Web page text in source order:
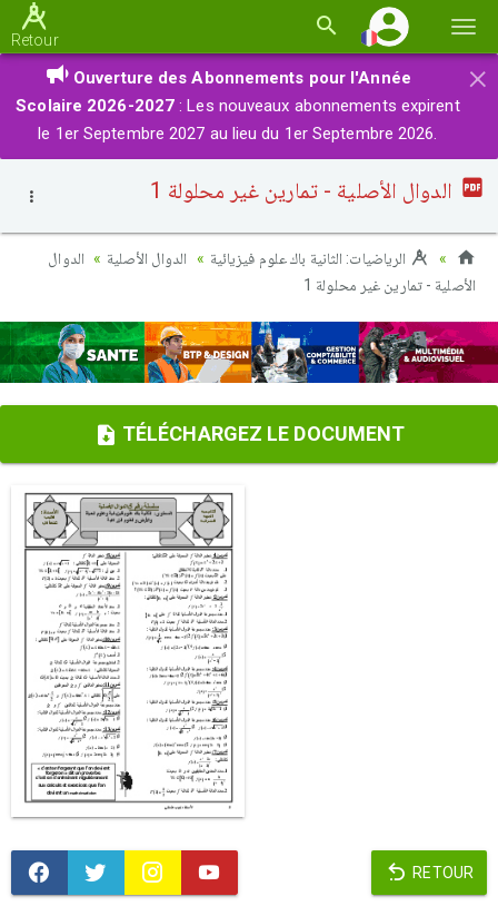
la
Retour
×
Ouverture des Abonnements pour l'Année
Scolaire 2026-2027 : Les nouveaux abonnements expirent
le 1er Septembre 2027 au lieu du 1er Septembre 2026.
الدوال الأصلية - تمارين غير محلولة 1
الرياضيات: الثانية باك علوم فيزيائية الدوال الأصلية
الدوال
الأصلية - تمارين غير محلولة 1
TÉLÉCHARGEZ LE DOCUMENT
RETOUR